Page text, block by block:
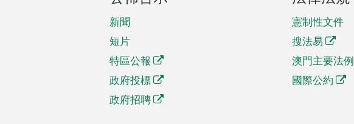
新聞
短片
特區公報
政府投標
政府招聘
憲制性文件
搜法易
澳門主要法例
國際公約